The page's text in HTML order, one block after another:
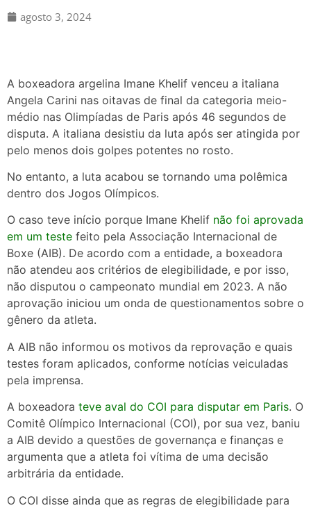
agosto 3, 2024
A boxeadora argelina Imane Khelif venceu a italiana
Angela Carini nas oitavas de final da categoria meio-
médio nas Olimpíadas de Paris após 46 segundos de
disputa. A italiana desistiu da luta após ser atingida por
pelo menos dois golpes potentes no rosto.
No entanto, a luta acabou se tornando uma polêmica
dentro dos Jogos Olímpicos.
O caso teve início porque Imane Khelif não foi aprovada
em um teste feito pela Associação Internacional de
Boxe (AIB). De acordo com a entidade, a boxeadora
não atendeu aos critérios de elegibilidade, e por isso,
não disputou o campeonato mundial em 2023. A não
aprovação iniciou um onda de questionamentos sobre o
gênero da atleta.
A AIB não informou os motivos da reprovação e quais
testes foram aplicados, conforme notícias veiculadas
pela imprensa.
A boxeadora teve aval do COI para disputar em Paris. O
Comitê Olímpico Internacional (COI), por sua vez, baniu
a AIB devido a questões de governança e finanças e
argumenta que a atleta foi vítima de uma decisão
arbitrária da entidade.
O COI disse ainda que as regras de elegibilidade para